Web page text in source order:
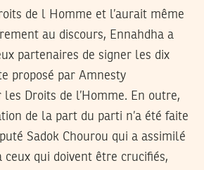
de l Homme et l’aurait même
au discours, Ennahdha a
partenaires de signer les dix
proposé par Amnesty
Droits de l’Homme. En outre,
de la part du parti n’a été faite
Sadok Chourou qui a assimilé
ceux qui doivent être crucifiés,